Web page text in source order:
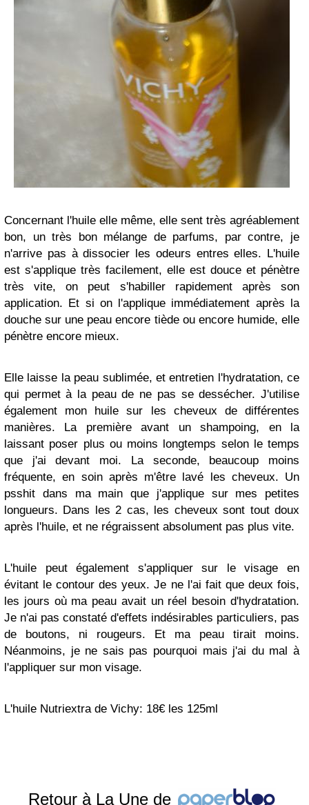
Concernant l'huile elle même, elle sent très agréablement
bon, un très bon mélange de parfums, par contre, je
n'arrive pas à dissocier les odeurs entres elles. L'huile
est s'applique très facilement, elle est douce et pénètre
très vite, on peut s'habiller rapidement après son
application. Et si on l'applique immédiatement après la
douche sur une peau encore tiède ou encore humide, elle
pénètre encore mieux.
Elle laisse la peau sublimée, et entretien l'hydratation, ce
qui permet à la peau de ne pas se dessécher. J'utilise
également mon huile sur les cheveux de différentes
manières. La première avant un shampoing, en la
laissant poser plus ou moins longtemps selon le temps
que j'ai devant moi. La seconde, beaucoup moins
fréquente, en soin après m'être lavé les cheveux. Un
psshit dans ma main que j'applique sur mes petites
longueurs. Dans les 2 cas, les cheveux sont tout doux
après l'huile, et ne régraissent absolument pas plus vite.
L'huile peut également s'appliquer sur le visage en
évitant le contour des yeux. Je ne l'ai fait que deux fois,
les jours où ma peau avait un réel besoin d'hydratation.
Je n'ai pas constaté d'effets indésirables particuliers, pas
de boutons, ni rougeurs. Et ma peau tirait moins.
Néanmoins, je ne sais pas pourquoi mais j'ai du mal à
l'appliquer sur mon visage.
L'huile Nutriextra de Vichy: 18€ les 125ml
Retour à La Une de